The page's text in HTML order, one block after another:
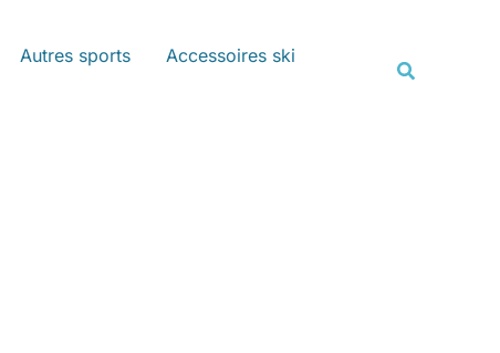
Autres sports
Accessoires ski